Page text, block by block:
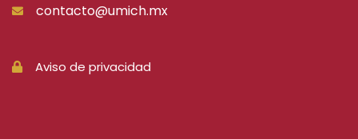
contacto@umich.mx
Aviso de privacidad